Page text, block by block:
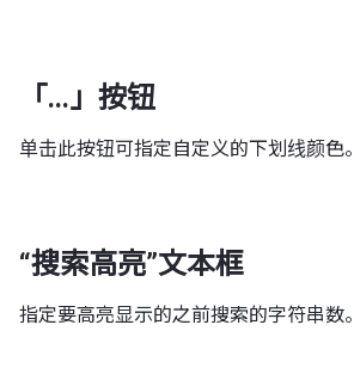
「...」按钮
单击此按钮可指定自定义的下划线颜色。
“搜索高亮”文本框
指定要高亮显示的之前搜索的字符串数。